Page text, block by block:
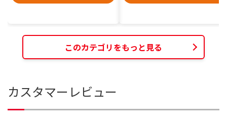
このカテゴリをもっと見る
カスタマーレビュー